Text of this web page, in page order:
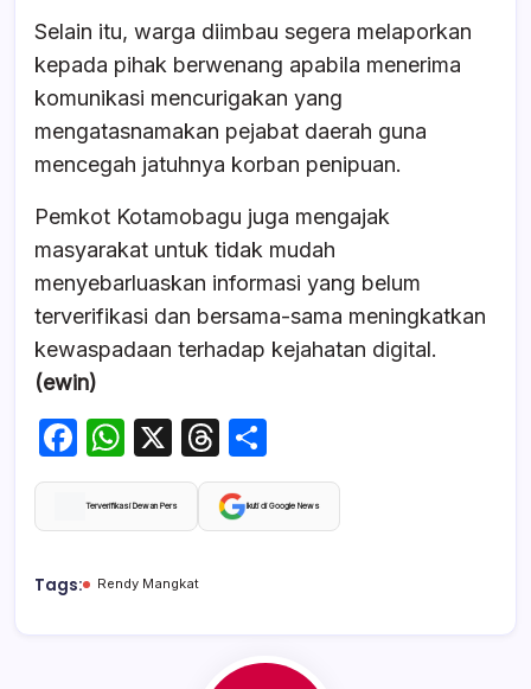
Selain itu, warga diimbau segera melaporkan
kepada pihak berwenang apabila menerima
komunikasi mencurigakan yang
mengatasnamakan pejabat daerah guna
mencegah jatuhnya korban penipuan.
Pemkot Kotamobagu juga mengajak
masyarakat untuk tidak mudah
menyebarluaskan informasi yang belum
terverifikasi dan bersama-sama meningkatkan
kewaspadaan terhadap kejahatan digital.
(ewin)
F
a
c
b
W
h
at
A
X
T
hr
e
h
ar
Terverifikasi Dewan Pers Ikuti di Google News
Tags: Rendy Mangkat